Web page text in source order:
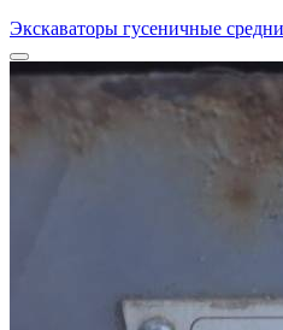
Экскаваторы гусеничные